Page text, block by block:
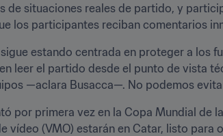
de situaciones reales de partido, y
los participantes reciban comentarios
estando centrada en proteger a los
leer el partido desde el punto de vista
—aclara Busacca—. No podemos
por primera vez en la Copa Mundial de
vídeo (VMO) estarán en Catar, listo